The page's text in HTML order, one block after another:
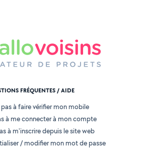
FRÉQUENTES / AIDE
pas à faire vérifier mon mobile
à me connecter à mon compte
à m'inscrire depuis le site web
/ modifier mon mot de passe